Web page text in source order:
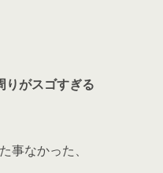
がスゴすぎる
事なかった、